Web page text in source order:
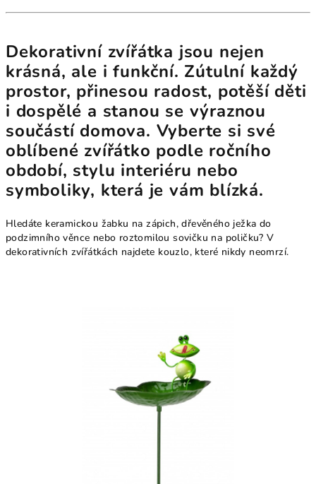
Dekorativní zvířátka jsou nejen
krásná, ale i funkční. Zútulní každý
prostor, přinesou radost, potěší děti
i dospělé a stanou se výraznou
součástí domova. Vyberte si své
oblíbené zvířátko podle ročního
období, stylu interiéru nebo
symboliky, která je vám blízká.
Hledáte keramickou žabku na zápich, dřevěného ježka do
podzimního věnce nebo roztomilou sovičku na poličku? V
dekorativních zvířátkách najdete kouzlo, které nikdy neomrzí.